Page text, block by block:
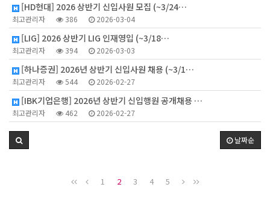
[HD현대] 2026 상반기 신입사원 모집 (~3/24…
최고관리자 386 2026-03-04
[LIG] 2026 상반기 LIG 인재영입 (~3/18…
최고관리자 394 2026-03-03
[하나증권] 2026년 상반기 신입사원 채용 (~3/1…
최고관리자 544 2026-02-27
[IBK기업은행] 2026년 상반기 신입행원 공개채용 …
최고관리자 462 2026-02-27
날짜순
1 2 3 4 5